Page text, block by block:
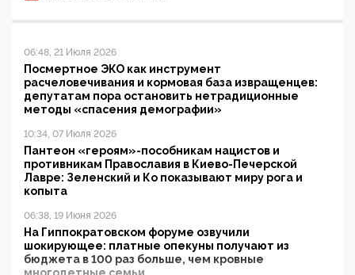
06:48, 21 Июля 2026
Посмертное ЭКО как инструмент
расчеловечивания и кормовая база извращенцев:
депутатам пора остановить нетрадиционные
методы «спасения демографии»
10:34, 07 Июля 2026
Пантеон «героям»-пособникам нацистов и
противникам Православия в Киево-Печерской
Лавре: Зеленский и Ко показывают миру рога и
копыта
06:38, 19 Июня 2026
На Гиппократовском форуме озвучили
шокирующее: платные опекуны получают из
бюджета в 100 раз больше, чем кровные